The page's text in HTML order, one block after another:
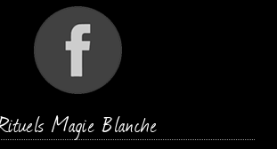
Magie Blanche